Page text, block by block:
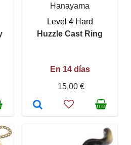
Hanayama
Level 4 Hard
Huzzle Cast Ring
En 14 días
15,00 €